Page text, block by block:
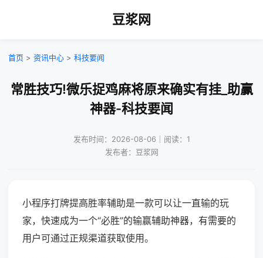
豆浆网
首页 > 资讯中心 > 科技要闻
常胜技巧!微乐捉鸡麻将原来确实有挂_助赢
神器-科技要闻
发布时间：2026-08-06｜阅读：1
发布者：豆浆网
小程序打牌提高胜率辅助是一款可以让一直输的玩
家，快速成为一个“必胜”的输赢辅助神器，有需要的
用户可通过正规渠道获取使用。